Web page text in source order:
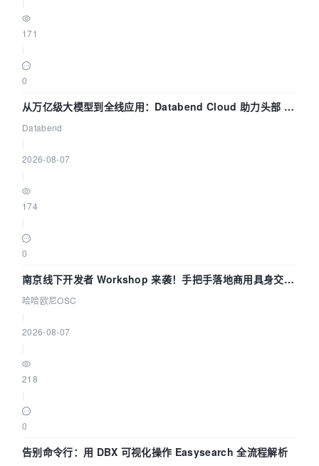
171
0
从万亿级大模型到全线应用：Databend Cloud 助力头部 AI
企业构建全链路 Trace 数据管道
Databend
2026-08-07
174
0
南京线下开发者 Workshop 来袭！手把手落地商用具身交互
智能 Agent 应用
哈哈欧尼OSC
2026-08-07
218
0
告别命令行：用 DBX 可视化操作 Easysearch 全流程解析